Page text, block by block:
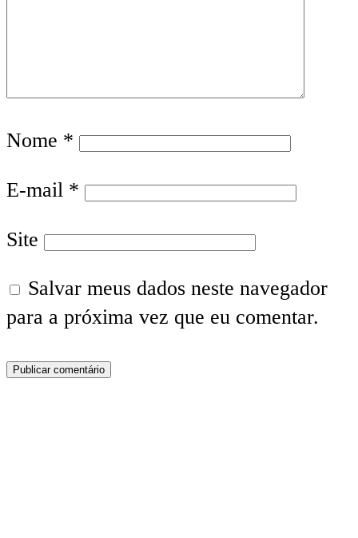
Nome *
E-mail *
Site
Salvar meus dados neste navegador
para a próxima vez que eu comentar.